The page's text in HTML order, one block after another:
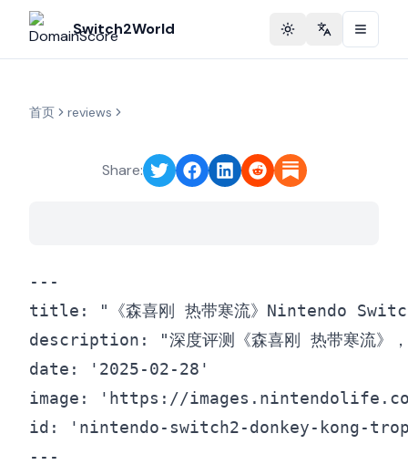
Switch2World Toggle theme
Change
首页 reviews
Share:
---
title: "《森喜刚 热带寒流》Nintendo Switch
description: "深度评测《森喜刚 热带寒流》，
date: '2025-02-28'
image: 'https://
id: 'nintendo-switch2-donkey-kong-
---